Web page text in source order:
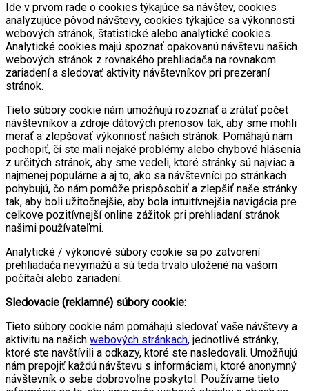
Ide v prvom rade o cookies týkajúce sa návštev, cookies
analyzujúce pôvod návštevy, cookies týkajúce sa výkonnosti
webových stránok, štatistické alebo analytické cookies.
Analytické cookies majú spoznať opakovanú návštevu našich
webových stránok z rovnakého prehliadača na rovnakom
zariadení a sledovať aktivity návštevníkov pri prezeraní
stránok.
Tieto súbory cookie nám umožňujú rozoznať a zrátať počet
návštevníkov a zdroje dátových prenosov tak, aby sme mohli
merať a zlepšovať výkonnosť našich stránok. Pomáhajú nám
pochopiť, či ste mali nejaké problémy alebo chybové hlásenia
z určitých stránok, aby sme vedeli, ktoré stránky sú najviac a
najmenej populárne a aj to, ako sa návštevníci po stránkach
pohybujú, čo nám pomôže prispôsobiť a zlepšiť naše stránky
tak, aby boli užitočnejšie, aby bola intuitívnejšia navigácia pre
celkove pozitívnejší online zážitok pri prehliadaní stránok
našimi používateľmi.
Analytické / výkonové súbory cookie sa po zatvorení
prehliadača nevymažú a sú teda trvalo uložené na vašom
počítači alebo zariadení.
Sledovacie (reklamné) súbory cookie:
Tieto súbory cookie nám pomáhajú sledovať vaše návštevy a
aktivitu na našich webových stránkach, jednotlivé stránky,
ktoré ste navštívili a odkazy, ktoré ste nasledovali. Umožňujú
nám prepojiť každú návštevu s informáciami, ktoré anonymný
návštevník o sebe dobrovoľne poskytol. Používame tieto